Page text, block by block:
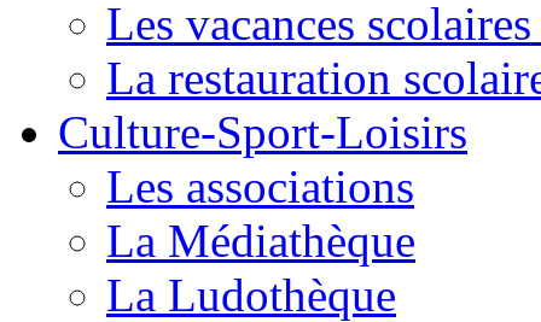
Les vacances
La restauration
Culture-Sport-Loisirs
Les associations
La Médiathèque
La Ludothèque